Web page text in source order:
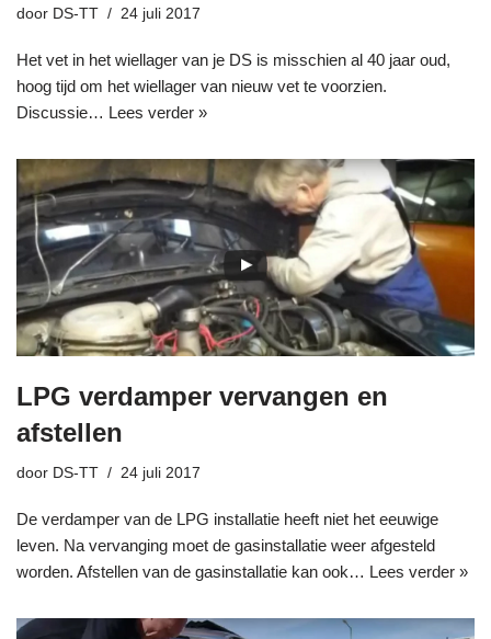
door DS-TT 24 juli 2017
Het vet in het wiellager van je DS is misschien al 40 jaar oud,
hoog tijd om het wiellager van nieuw vet te voorzien.
Discussie… Lees verder »
LPG verdamper vervangen en
afstellen
door DS-TT 24 juli 2017
De verdamper van de LPG installatie heeft niet het eeuwige
leven. Na vervanging moet de gasinstallatie weer afgesteld
worden. Afstellen van de gasinstallatie kan ook… Lees verder »